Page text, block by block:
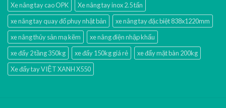
Xe nâng tay cao OPK
Xe nâng tay inox 2.5 tấn
xe nâng tay quay đổ phuy nhật bản
xe nâng tay đặc biệt 838x1220mm
xe nâng thủy sản mạ kẽm
xe nâng điện nhập khấu
xe đẩy 2 tầng 350kg
xe đẩy 150kg giá rẻ
xe đẩy mặt bàn 200kg
Xe đẩy tay VIỆT XANH X550